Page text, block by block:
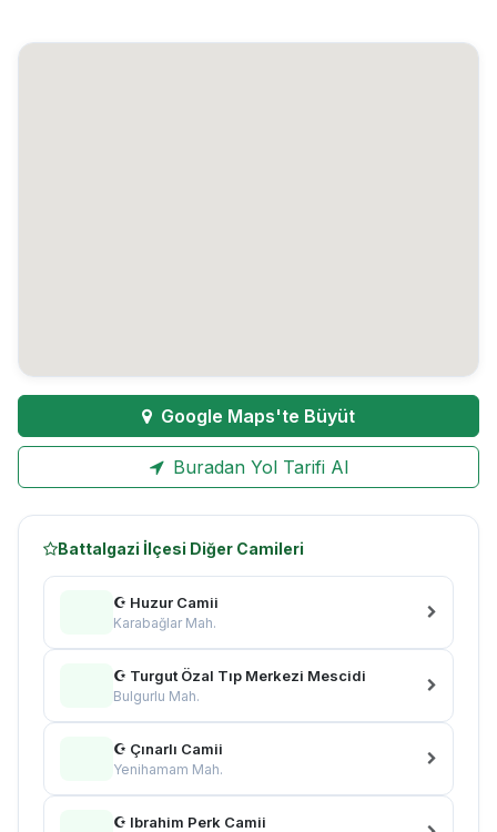
Google Maps'te Büyüt
Buradan Yol Tarifi Al
Battalgazi İlçesi Diğer Camileri
☪ Huzur Camii
Karabağlar Mah.
☪ Turgut Özal Tıp Merkezi Mescidi
Bulgurlu Mah.
☪ Çınarlı Camii
Yenihamam Mah.
☪ Ibrahim Perk Camii